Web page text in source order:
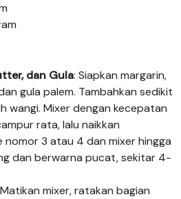
dan Gula: Siapkan margarin,
gula palem. Tambahkan sedikit
wangi. Mixer dengan kecepatan
rata, lalu naikkan
nomor 3 atau 4 dan mixer hingga
dan berwarna pucat, sekitar 4-
mixer, ratakan bagian